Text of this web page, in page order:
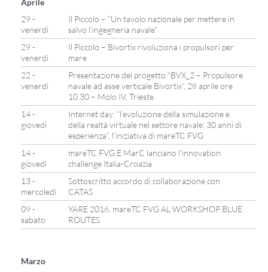
Aprile
29 -
venerdì
Il Piccolo – “Un tavolo nazionale per mettere in
salvo l’ingegneria navale”
29 -
venerdì
Il Piccolo – Bivortix rivoluziona i propulsori per
mare
22 -
venerdì
Presentazione del progetto “BVX_2 – Propulsore
navale ad asse verticale Bivortix”, 28 aprile ore
10.30 – Molo IV, Trieste
14 -
giovedì
Internet day: “l’evoluzione della simulazione e
della realtà virtuale nel settore navale: 30 anni di
esperienza”, l’iniziativa di mareTC FVG
14 -
giovedì
mareTC FVG E MarC lanciano l’innovation
challenge Italia-Croazia
13 -
mercoledì
Sottoscritto accordo di collaborazione con
CATAS
09 -
sabato
YARE 2016, mareTC FVG AL WORKSHOP BLUE
ROUTES
Marzo